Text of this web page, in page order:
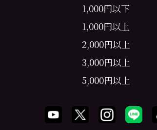
1,000円以下
1,000円以上
2,000円以上
3,000円以上
5,000円以上